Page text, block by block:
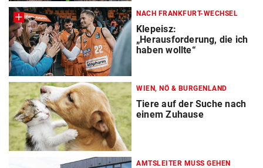
NACH FRANKFURT-WECHSEL
Klepeisz:
„Herausforderung, die ich
haben wollte“
WIEN, NÖ & BURGENLAND
Tiere auf der Suche nach
einem Zuhause
AMTSLEITER MUSS GEHEN